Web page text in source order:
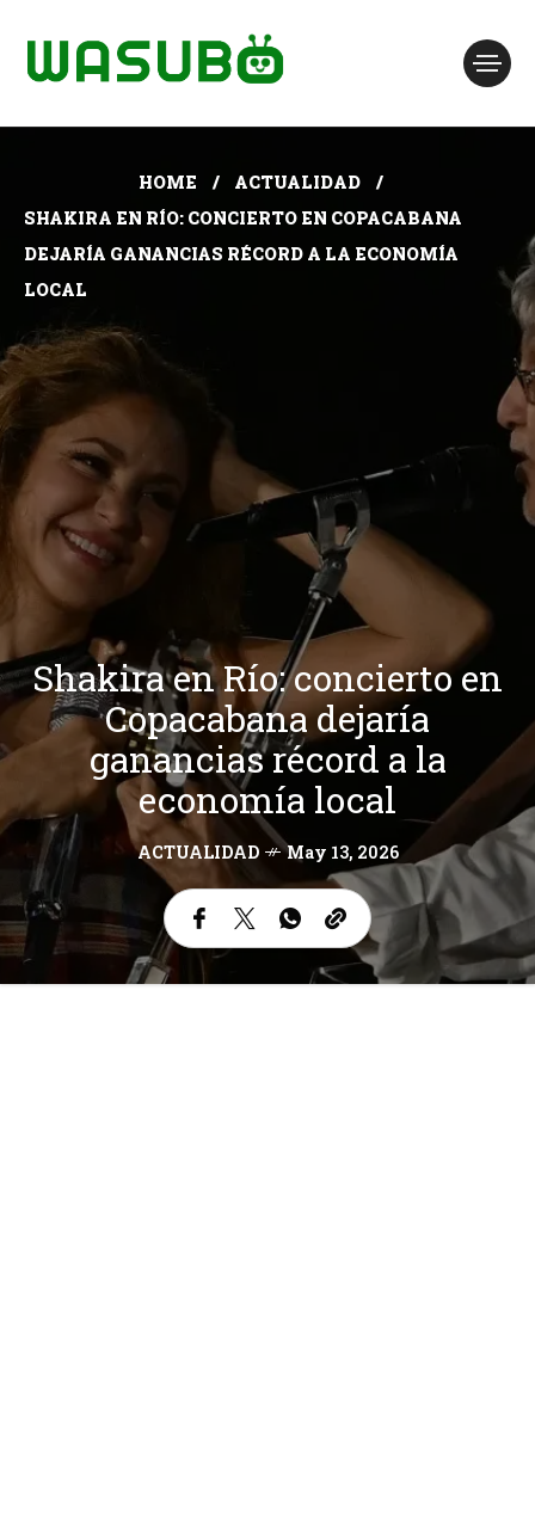
HOME
ACTUALIDAD
SHAKIRA EN RÍO: CONCIERTO EN COPACABANA
DEJARÍA GANANCIAS RÉCORD A LA ECONOMÍA
LOCAL
Shakira en Río: concierto en
Copacabana dejaría
ganancias récord a la
economía local
ACTUALIDAD May 13, 2026